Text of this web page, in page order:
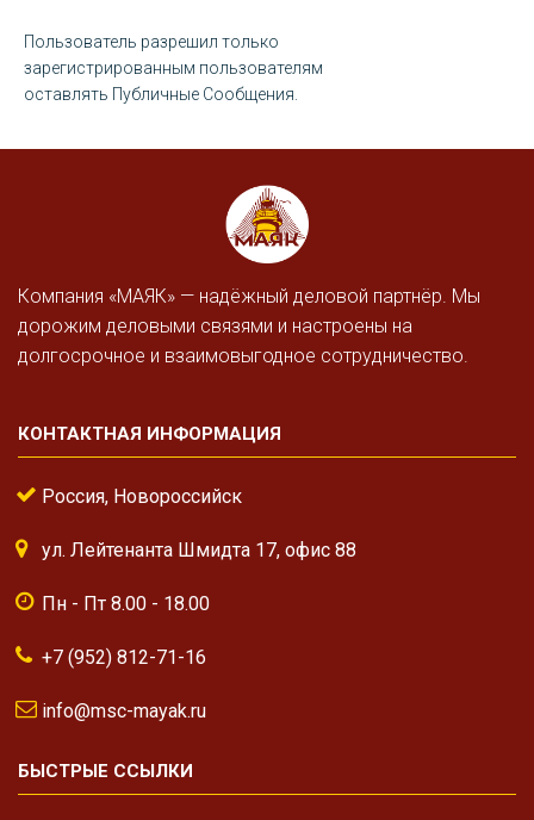
Пользователь разрешил только
зарегистрированным пользователям
оставлять Публичные Сообщения.
Компания «МАЯК» — надёжный деловой партнёр. Мы
дорожим деловыми связями и настроены на
долгосрочное и взаимовыгодное сотрудничество.
КОНТАКТНАЯ ИНФОРМАЦИЯ
Россия, Новороссийск
ул. Лейтенанта Шмидта 17, офис 88
Пн - Пт 8.00 - 18.00
+7 (952) 812-71-16
info@msc-mayak.ru
БЫСТРЫЕ ССЫЛКИ